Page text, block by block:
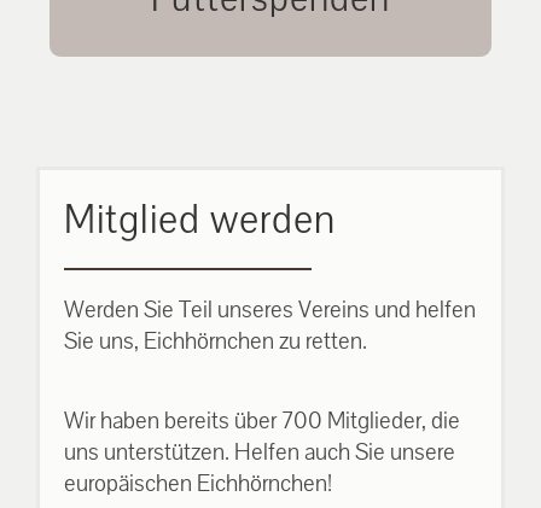
unsere Eichhörnchen.
Mitglied werden
Werden Sie Teil unseres Vereins und helfen
Sie uns, Eichhörnchen zu retten.
Wir haben bereits über 700 Mitglieder, die
uns unterstützen. Helfen auch Sie unsere
europäischen Eichhörnchen!